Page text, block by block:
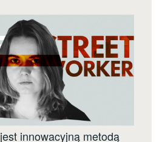
jest innowacyjną metodą